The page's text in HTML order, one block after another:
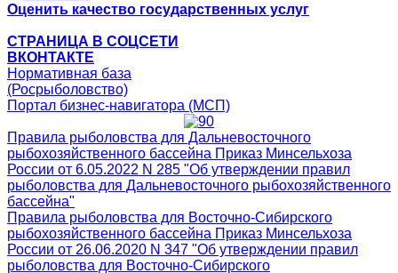
Оценить качество государственных услуг
СТРАНИЦА В СОЦСЕТИ
ВКОНТАКТЕ
Нормативная база
(Росрыболовство)
Портал бизнес-навигатора (МСП)
Правила рыболовства для Дальневосточного
рыбохозяйственного бассейна Приказ Минсельхоза
России от 6.05.2022 N 285 "Об утверждении правил
рыболовства для Дальневосточного рыбохозяйственного
бассейна"
Правила рыболовства для Восточно-Сибирского
рыбохозяйственного бассейна Приказ Минсельхоза
России от 26.06.2020 N 347 "Об утверждении правил
рыболовства для Восточно-Сибирского